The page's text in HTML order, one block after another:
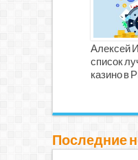
Алексей
список
казино в
Последние